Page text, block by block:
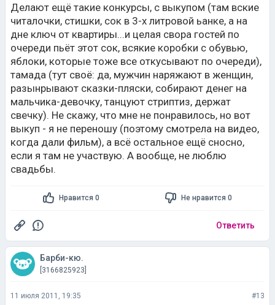
Делают ещё такие конкурсы, с выкупом (там вские
читалочки, стишки, сок в 3-х литровой ьанке, а на
дне ключ от квартиры...и целая свора гостей по
очереди пьёт этот сок, всякие коробки с обувью,
яблоки, которые тоже все откусывают по очереди),
тамада (тут своё: да, мужчин наряжают в женщин,
разынрывают сказки-пляски, собирают денег на
мальчика-девочку, танцуют стриптиз, держат
свечку). Не скажу, что мне не понравилось, но вот
выкуп - я не переношу (поэтому смотрела на видео,
когда дали фильм), а всё остальное ещё сносно,
если я там не участвую. А вообще, не люблю
свадьбы.
Нравится 0 Не нравится 0
Ответить
Барби-кю.
[3166825923]
11 июля 2011, 19:35 #13